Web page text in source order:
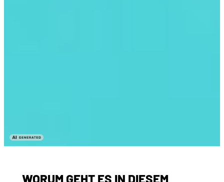
WORUM GEHT ES IN DIESEM